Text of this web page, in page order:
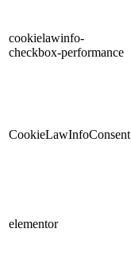
cookielawinfo-
checkbox-performance
CookieLawInfoConsent
elementor